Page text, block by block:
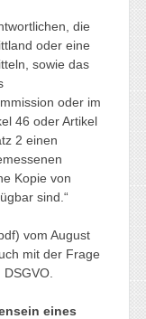
die
oder eine
sowie das
oder im
46 oder Artikel
2 einen
Kopie von
sind.“
vom August
mit der Frage
eines